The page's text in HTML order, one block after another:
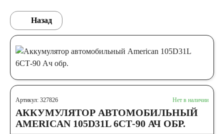
Назад
Артикул: 327826 Нет в наличии
АККУМУЛЯТОР АВТОМОБИЛЬНЫЙ
AMERICAN 105D31L 6СТ-90 АЧ ОБР.